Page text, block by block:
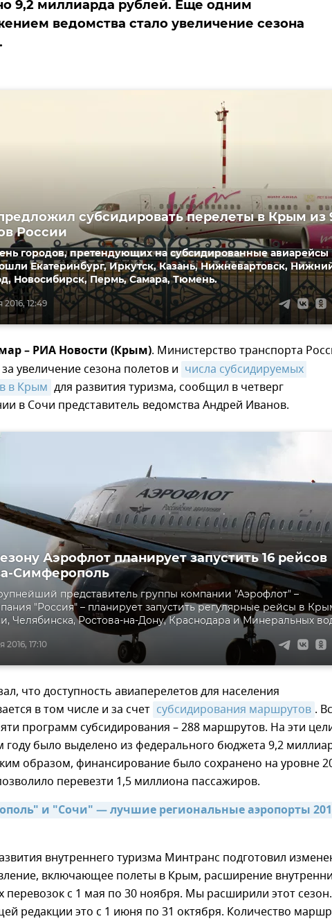
9,2 миллиарда рублей. Еще одним
ведомства стало увеличение сезона
12:49
субсидировать перелеты в Крым из
России
городов, претендующих на субсидированные авиарейсы
Екатеринбург, Иркутск, Казань, Нижневартовск,
Новосибирск, Пермь, Самара, Тюмень.
– РИА Новости (Крым). Министерство транспорта
увеличение сезона полетов и числа субсидируемых
в Крым для развития туризма, сообщил в четверг
в Сочи представитель ведомства Андрей Иванов.
2016, 17:10
Аэрофлот планирует запустить 16 рейсов
Симферополь
представитель группы компании "Аэрофлот" –
"Россия" – планирует запустить регулярные рейсы в
Челябинска, Ростова-на-Дону, Краснодара и Минеральных
что доступность авиаперелетов для населения
в том числе и за счет субсидирования маршрутов .
программ субсидирования – 288 маршрутов. На эти
было выделено из федерального бюджета 9,2
образом, финансирование было сохранено на уровне
перевезти 1,5 миллиона пассажиров.
и "Сочи" — лучшие региональные аэропорты
внутреннего туризма Минтранс подготовил
включающее полеты в Крым, расширение
перевозок с 1 мая по 30 ноября. Мы расширили этот
редакции это с 1 июня по 31 октября. Количество